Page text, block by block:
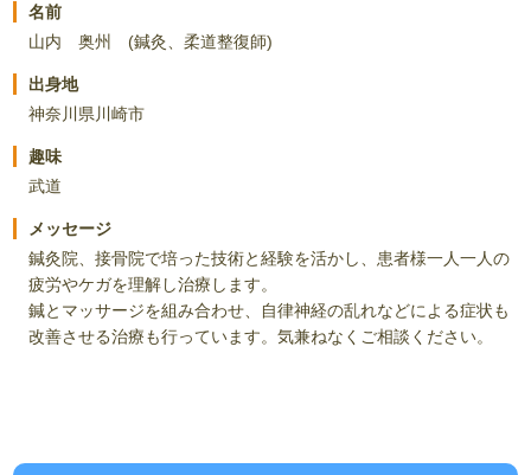
名前
山内 奥州 (鍼灸、柔道整復師)
出身地
神奈川県川崎市
趣味
武道
メッセージ
鍼灸院、接骨院で培った技術と経験を活かし、患者様一人一人の
疲労やケガを理解し治療します。
鍼とマッサージを組み合わせ、自律神経の乱れなどによる症状も
改善させる治療も行っています。気兼ねなくご相談ください。